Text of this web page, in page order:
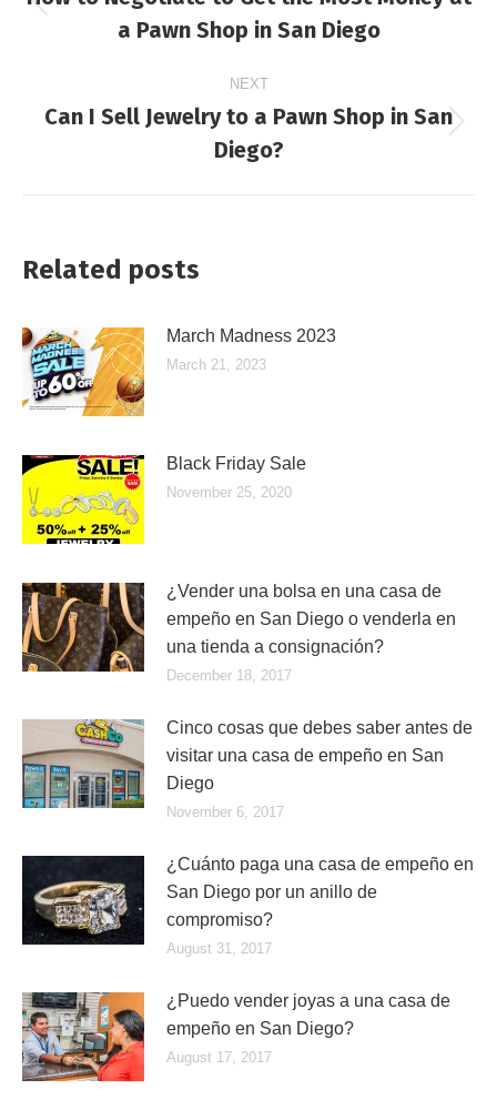
post:
a Pawn Shop in San Diego
NEXT
post:
Can I Sell Jewelry to a Pawn Shop in San
Diego?
Related posts
March Madness 2023
March 21, 2023
Black Friday Sale
November 25, 2020
¿Vender una bolsa en una casa de
empeño en San Diego o venderla en
una tienda a consignación?
December 18, 2017
Cinco cosas que debes saber antes de
visitar una casa de empeño en San
Diego
November 6, 2017
¿Cuánto paga una casa de empeño en
San Diego por un anillo de
compromiso?
August 31, 2017
¿Puedo vender joyas a una casa de
empeño en San Diego?
August 17, 2017